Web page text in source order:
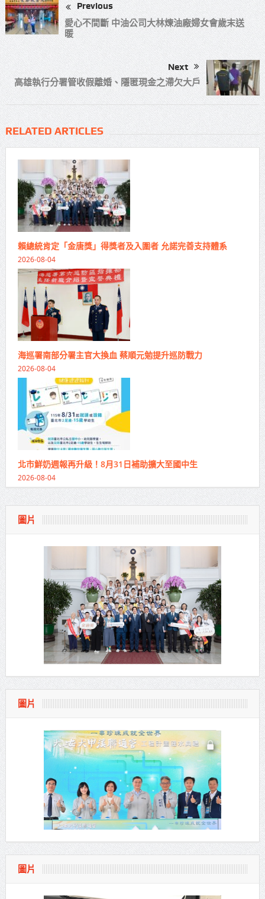
Previous
愛心不間斷 中油公司大林煉油廠婦女會歲末送
暖
Next
高雄執行分署管收假離婚、隱匿現金之滯欠大戶
RELATED ARTICLES
賴總統肯定「金唐獎」得獎者及入圍者 允諾完善支持體系
2026-08-04
海巡署南部分署主官大換血 蔡順元勉提升巡防戰力
2026-08-04
北市鮮奶週報再升級！8月31日補助擴大至國中生
2026-08-04
圖片
圖片
圖片